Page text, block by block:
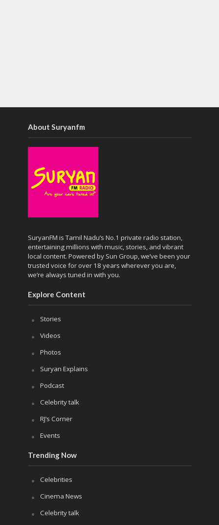
About Suryanfm
SuryanFM is Tamil Nadu’s No.1 private radio station,
entertaining millions with music, stories, and vibrant
local content. Powered by Sun Group, we’ve been your
trusted voice for over 18 years wherever you are,
we’re always tuned in with you.
Explore Content
Stories
Videos
Photos
Suryan Explains
Podcast
Celebrity talk
RJ’s Corner
Events
Trending Now
Celebrities
Cinema News
Celebrity talk